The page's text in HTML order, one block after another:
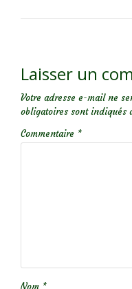
Laisser un
Votre adresse e-mail ne
obligatoires sont indiqués
Commentaire *